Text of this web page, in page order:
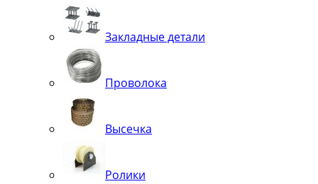
Закладные детали
Проволока
Высечка
Ролики